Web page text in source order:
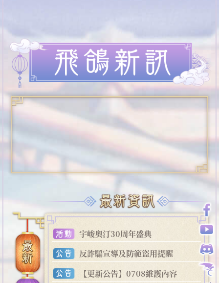
宇峻奧汀30周年盛典
反詐騙宣導及防範盜用提醒
【更新公告】0708維護內容